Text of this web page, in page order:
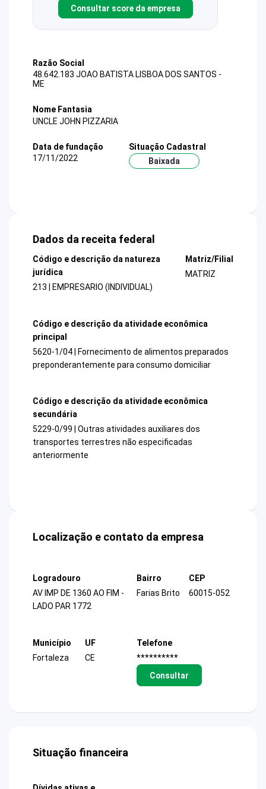
Consultar score da empresa
Razão Social
48.642.183 JOAO BATISTA LISBOA DOS SANTOS -
ME
Nome Fantasia
UNCLE JOHN PIZZARIA
Data de fundação
17/11/2022
Situação Cadastral
Baixada
Dados da receita federal
Código e descrição da natureza
jurídica
213 | EMPRESARIO (INDIVIDUAL)
Matriz/Filial
MATRIZ
Código e descrição da atividade econômica
principal
5620-1/04 | Fornecimento de alimentos preparados
preponderantemente para consumo domiciliar
Código e descrição da atividade econômica
secundária
5229-0/99 | Outras atividades auxiliares dos
transportes terrestres não especificadas
anteriormente
Localização e contato da empresa
Logradouro
AV IMP DE 1360 AO FIM -
LADO PAR 1772
Bairro
Farias Brito
CEP
60015-052
Município
Fortaleza
UF
CE
Telefone
**********
Consultar
Situação financeira